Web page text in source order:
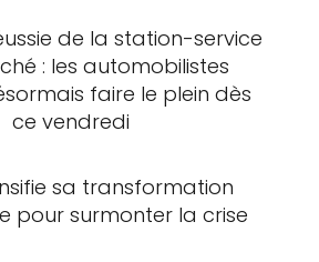
de la station-service
: les automobilistes
faire le plein dès
ce vendredi
sa transformation
pour surmonter la crise